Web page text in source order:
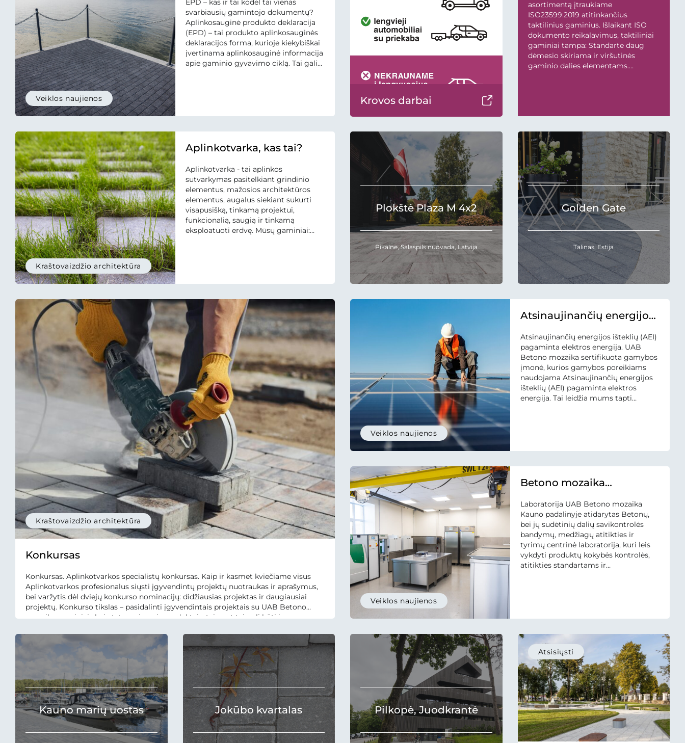
Veiklos naujienos
EPD – kas ir tai kodėl tai vienas
svarbiausių gamintojo dokumentų?
Aplinkosauginė produkto deklaracija
(EPD) – tai produkto aplinkosauginės
deklaracijos forma, kurioje kiekybiškai
įvertinama aplinkosauginė informacija
apie gaminio gyvavimo ciklą. Tai gali
vadovaujantis tarptautiniais
asortimentą įtraukiame
ISO23599:2019 atitinkančius
taktilinius gaminius. Išlaikant ISO
dokumento reikalavimus, taktiliniai
gaminiai tampa: Standarte daug
dėmesio skiriama ir viršutinės
gaminio dalies elementams.
elementų. ISO standartas taip pat
gaminių. Be...
Krovos darbai
Kraštovaizdžio architektūra
Aplinkotvarka, kas tai?
Aplinkotvarka - tai aplinkos
sutvarkymas pasitelkiant grindinio
elementus, mažosios architektūros
elementus, augalus siekiant sukurti
visapusišką, tinkamą projektui,
funkcionalią, saugią ir tinkamą
eksploatuoti erdvę. Mūsų gaminiai:
atitinkančią aplinką.
Plokštė Plaza M 4x2
Pikalne, Salaspils nuovada, Latvija
Kraštovaizdžio architektūra
Konkursas
Konkursas. Aplinkotvarkos specialistų konkursas. Kaip ir kasmet kviečiame visus
Aplinkotvarkos profesionalus siųsti įgyvendintų projektų nuotraukas ir aprašymus,
bei varžytis dėl dviejų konkurso nominacijų: didžiausias projektas ir daugiausiai
projektų. Konkurso tikslas – pasidalinti įgyvendintais projektais su UAB Betono
mozaika gaminiais bei atstovaujamais produktais, taip pat tai gali būti ir
Veiklos naujienos
Atsinaujinančių energijos
elektros energija -
gamybai
Atsinaujinančių energijos išteklių (AEI)
pagaminta elektros energija. UAB
Betono mozaika sertifikuota gamybos
įmonė, kurios gamybos poreikiams
naudojama Atsinaujinančių energijos
išteklių (AEI) pagaminta elektros
energija. Tai leidžia mums tapti
visi šie teiginiai grindžiami sertifikatu.
elektros energija...
Veiklos naujienos
Betono mozaika
Laboratorija UAB Betono mozaika
Kauno padalinyje atidarytas Betonų,
bei jų sudėtinių dalių savikontrolės
bandymų, medžiagų atitikties ir
tyrimų centrinė laboratorija, kuri leis
vykdyti produktų kokybės kontrolės,
atitikties standartams ir
įgyvendintas po...
Golden Gate
Talinas, Estija
Kauno marių uostas Jokūbo kvartalas Pilkopė, Juodkrantė
Atsisiųsti